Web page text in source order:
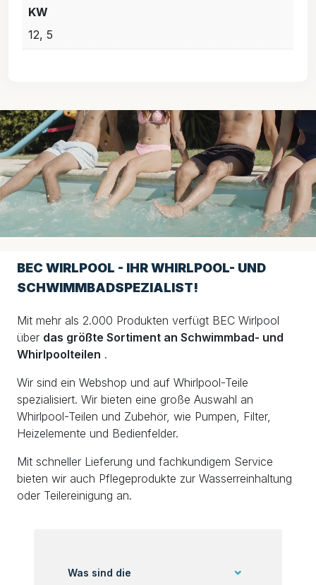
KW
12, 5
BEC WIRLPOOL - IHR WHIRLPOOL- UND
SCHWIMMBADSPEZIALIST!
Mit mehr als 2.000 Produkten verfügt BEC Wirlpool
über das größte Sortiment an Schwimmbad- und
Whirlpoolteilen .
Wir sind ein Webshop und auf Whirlpool-Teile
spezialisiert. Wir bieten eine große Auswahl an
Whirlpool-Teilen und Zubehör, wie Pumpen, Filter,
Heizelemente und Bedienfelder.
Mit schneller Lieferung und fachkundigem Service
bieten wir auch Pflegeprodukte zur Wasserreinhaltung
oder Teilereinigung an.
Was sind die